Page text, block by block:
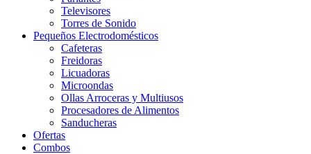
Televisores
Torres de Sonido
Pequeños Electrodomésticos
Cafeteras
Freidoras
Licuadoras
Microondas
Ollas Arroceras y Multiusos
Procesadores de Alimentos
Sanducheras
Ofertas
Combos